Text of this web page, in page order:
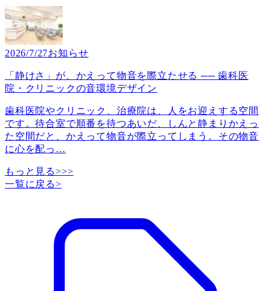
2026/7/27お知らせ
「静けさ」が、かえって物音を際立たせる ── 歯科医
院・クリニックの音環境デザイン
歯科医院やクリニック、治療院は、人をお迎えする空間
です。待合室で順番を待つあいだ、しんと静まりかえっ
た空間だと、かえって物音が際立ってしまう。その物音
に心を配っ …
もっと見る>>>
一覧に戻る>